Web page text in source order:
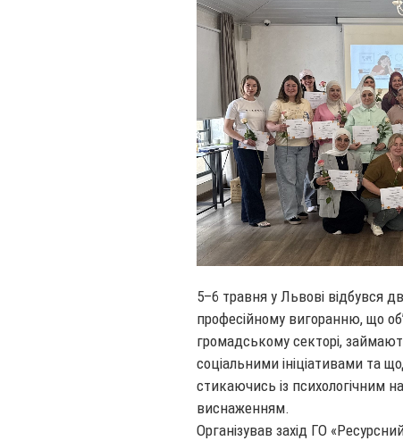
5–6 травня у Львові відбувся
професійному вигоранню, що
громадському секторі,
соціальними ініціативами та
стикаючись із психологічним
виснаженням.
Організував захід ГО